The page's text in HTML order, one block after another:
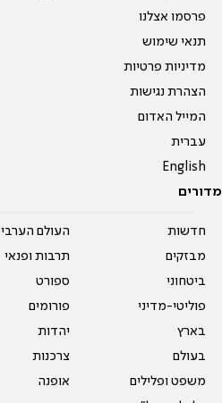
פרסמו אצלנו
תנאי שימוש
מדיניות פרטיות
הצהרת נגישות
המייל האדום
עברית
English
מדורים
חדשות
מבזקים
ביטחוני
פוליטי-מדיני
בארץ
בעולם
משפט ופלילים
העולם הערבי
תרבות ופנאי
ספורט
פורומים
יהדות
צרכנות
אופנה